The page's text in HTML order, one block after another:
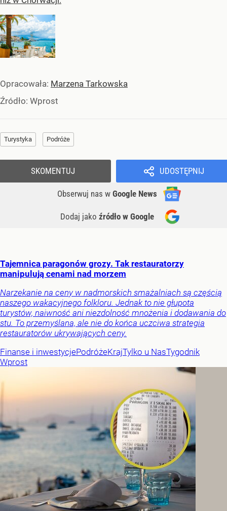
Opracowała: Marzena Tarkowska
Źródło: Wprost
Turystyka Podróże
UDOSTĘPNIJ
Obserwuj nas w Google News
Dodaj jako źródło w Google
SKOMENTUJ
Tajemnica paragonów grozy. Tak restauratorzy
manipulują cenami nad morzem
Narzekanie na ceny w nadmorskich smażalniach są częścią
naszego wakacyjnego folkloru. Jednak to nie głupota
turystów, naiwność ani niezdolność mnożenia i dodawania do
stu. To przemyślana, ale nie do końca uczciwa strategia
restauratorów ukrywających ceny.
Finanse i inwestycjePodróżeKrajTylko u NasTygodnik
Wprost